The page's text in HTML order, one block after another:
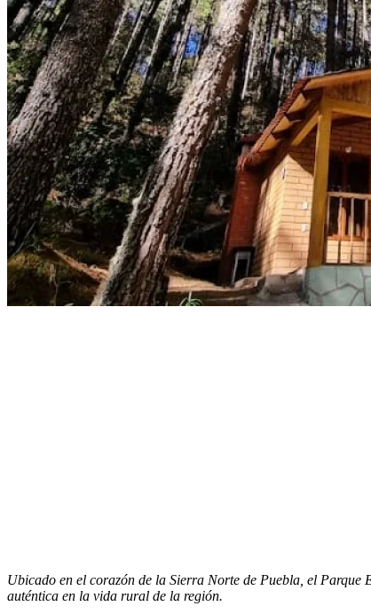
Ubicado en el corazón de la Sierra Norte de Puebla, el
auténtica en la vida rural de la región.